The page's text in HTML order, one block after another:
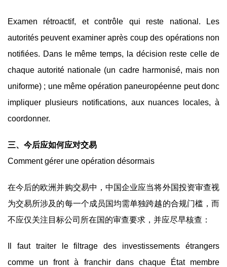
Examen rétroactif, et contrôle qui reste national. Les
autorités peuvent examiner après coup des opérations non
notifiées. Dans le même temps, la décision reste celle de
chaque autorité nationale (un cadre harmonisé, mais non
uniforme) ; une même opération paneuropéenne peut donc
impliquer plusieurs notifications, aux nuances locales, à
coordonner.
三、今后应如何应对交易
Comment gérer une opération désormais
在今后的欧洲并购交易中，中国企业应当将外国投资审查视
为交易所涉及的每一个成员国均需单独跨越的合规门槛，而
不应仅关注目标公司所在国的审查要求，并应尽早核查：
Il faut traiter le filtrage des investissements étrangers
comme un front à franchir dans chaque État membre